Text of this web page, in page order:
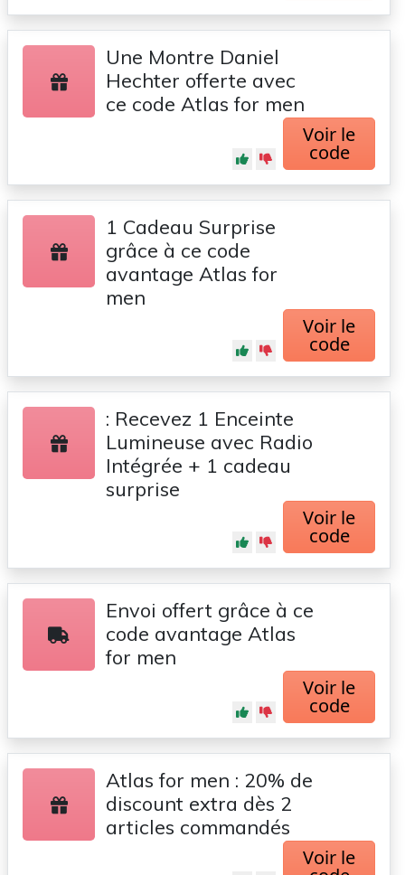
Une Montre Daniel
Hechter offerte avec
ce code Atlas for men
Voir le
code
1 Cadeau Surprise
grâce à ce code
avantage Atlas for
men
Voir le
code
: Recevez 1 Enceinte
Lumineuse avec Radio
Intégrée + 1 cadeau
surprise
Voir le
code
Envoi offert grâce à ce
code avantage Atlas
for men
Voir le
code
Atlas for men : 20% de
discount extra dès 2
articles commandés
Voir le